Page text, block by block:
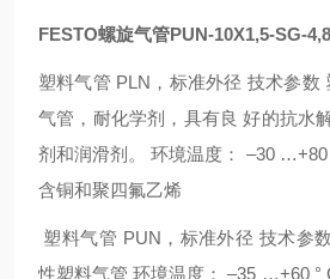
FESTO螺旋气管PUN-10X1,5-SG-
塑料气管 PLN，标准外径 技术参数
气管，耐化学剂，具有良 好的抗水
剂和润滑剂。 环境温度： –30 …+80
含铜和聚四氟乙烯
塑料气管 PUN，标准外径 技术参
性塑料气管 环境温度： –35 …+60 °